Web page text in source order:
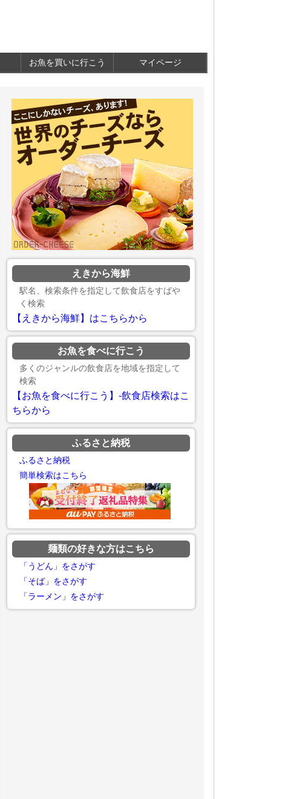
お魚を買いに行こう マイページ
えきから海鮮
駅名、検索条件を指定して飲食店をすばや
く検索
【えきから海鮮】はこちらから
お魚を食べに行こう
多くのジャンルの飲食店を地域を指定して
検索
【お魚を食べに行こう】-飲食店検索はこ
ちらから
ふるさと納税
ふるさと納税
簡単検索はこちら
麺類の好きな方はこちら
「うどん」をさがす
「そば」をさがす
「ラーメン」をさがす